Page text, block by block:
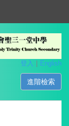
登入 English
進階檢索